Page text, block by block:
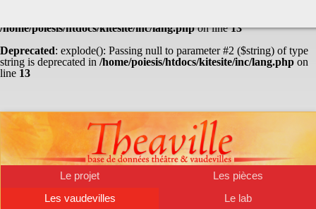
/home/poiesis/htdocs/kitesite/inc/lang.phpon line13
Deprecated: explode(): Passing null to parameter #2 ($string) of type
string is deprecated in /home/poiesis/htdocs/kitesite/inc/lang.php on
line 13
Le projet
Les pièces
Les vaudevilles
Le lab